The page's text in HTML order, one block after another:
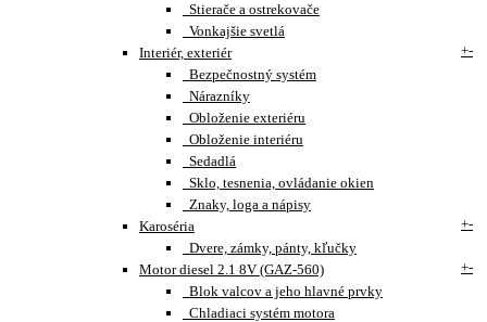
Stierače a ostrekovače
Vonkajšie svetlá
Interiér, exteriér
+-
Bezpečnostný systém
Nárazníky
Obloženie exteriéru
Obloženie interiéru
Sedadlá
Sklo, tesnenia, ovládanie okien
Znaky, loga a nápisy
Karoséria
+-
Dvere, zámky, pánty, kľučky
Motor diesel 2.1 8V (GAZ-560)
+-
Blok valcov a jeho hlavné prvky
Chladiaci systém motora